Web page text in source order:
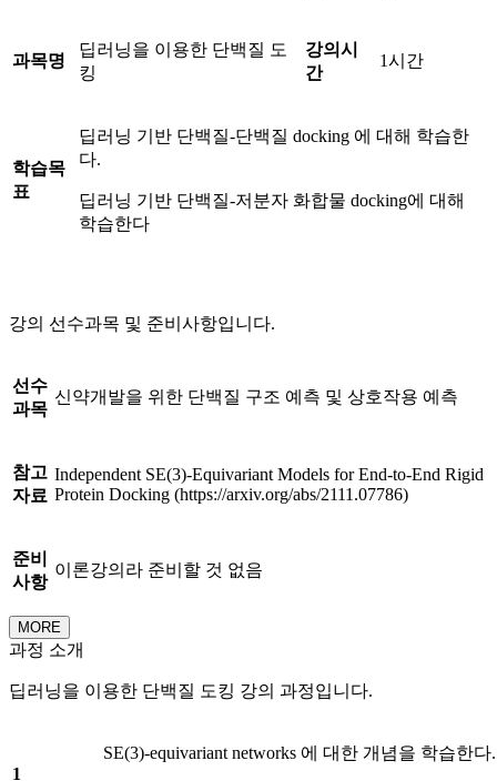
과목명
딥러닝을 이용한 단백질 도
킹
강의시
간
1시간
학습목
표
딥러닝 기반 단백질-단백질 docking 에 대해 학습한
다.
딥러닝 기반 단백질-저분자 화합물 docking에 대해
학습한다
강의 선수과목 및 준비사항입니다.
선수
과목
신약개발을 위한 단백질 구조 예측 및 상호작용 예측
참고
자료
Independent SE(3)-Equivariant Models for End-to-End Rigid
Protein Docking (https://arxiv.org/abs/2111.07786)
준비
사항
이론강의라 준비할 것 없음
MORE
과정 소개
딥러닝을 이용한 단백질 도킹 강의 과정입니다.
1
SE(3)-equivariant networks 에 대한 개념을 학습한다.